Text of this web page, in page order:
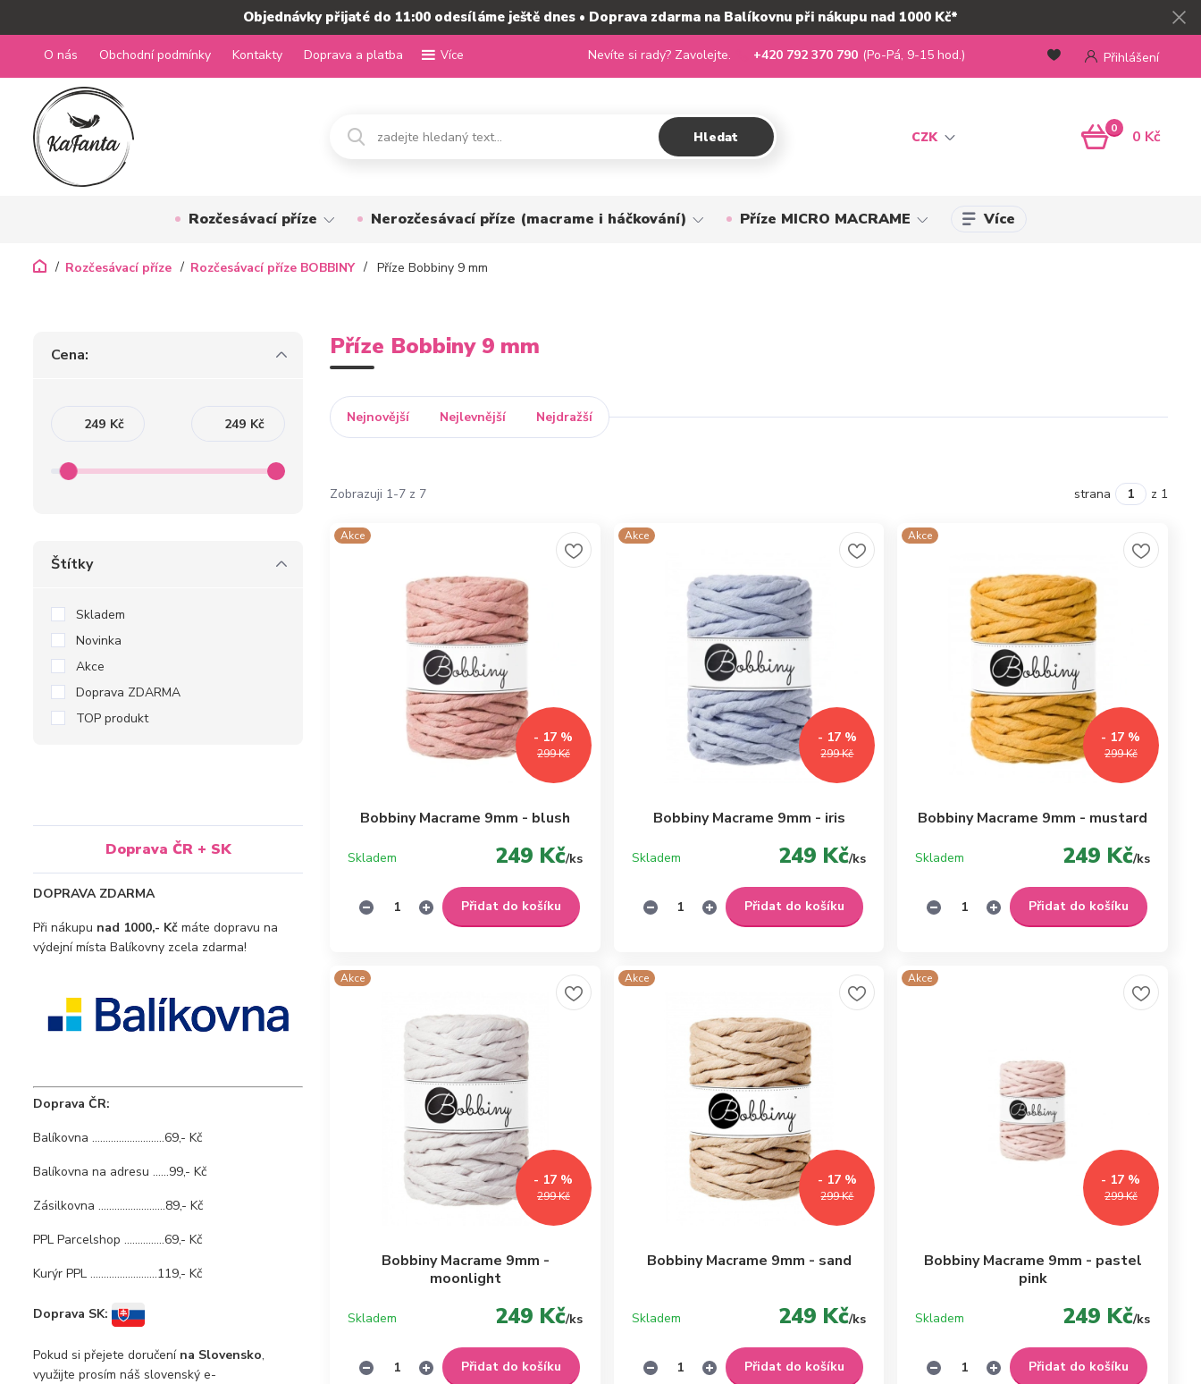
Objednávky přijaté do 11:00 odesíláme ještě dnes • Doprava zdarma na Balíkovnu při nákupu nad 1000 Kč*
O nás Obchodní podmínky Kontakty Doprava a platba Více
CZK
Přihlášení
Hledat
Nevíte si rady? Zavolejte. +420 792 370 790 (Po-Pá, 9-15 hod.)
0 0 Kč
Rozčesávací příze Nerozčesávací příze (macrame i háčkování) Příze MICRO MACRAME Více
Rozčesávací příze Rozčesávací příze BOBBINY Příze Bobbiny 9 mm
Příze Bobbiny 9 mm
Nejnovější Nejlevnější Nejdražší
Zobrazuji 1-7 z 7 strana z 1
Akce
299 Kč
- 17 %
Bobbiny Macrame 9mm - blush
249 Kč/ks
Skladem
Přidat do košíku
Akce
299 Kč
- 17 %
Bobbiny Macrame 9mm - iris
249 Kč/ks
Skladem
Přidat do košíku
Akce
299 Kč
- 17 %
Bobbiny Macrame 9mm - mustard
249 Kč/ks
Skladem
Přidat do košíku
Akce
299 Kč
- 17 %
Bobbiny Macrame 9mm -
moonlight
249 Kč/ks
Skladem
Přidat do košíku
Akce
299 Kč
- 17 %
Bobbiny Macrame 9mm - sand
249 Kč/ks
Skladem
Přidat do košíku
Akce
299 Kč
- 17 %
Bobbiny Macrame 9mm - pastel
pink
249 Kč/ks
Skladem
Přidat do košíku
Cena:
Kč Kč
Štítky
Skladem
Novinka
Akce
Doprava ZDARMA
TOP produkt
Doprava ČR + SK
DOPRAVA ZDARMA
Při nákupu nad 1000,- Kč máte dopravu na
výdejní místa Balíkovny zcela zdarma!
Doprava ČR:
Balíkovna ...........................69,- Kč
Balíkovna na adresu ......99,- Kč
Zásilkovna .........................89,- Kč
PPL Parcelshop ...............69,- Kč
Kurýr PPL .........................119,- Kč
Doprava SK:
Pokud si přejete doručení na Slovensko,
využijte prosím náš slovenský e-